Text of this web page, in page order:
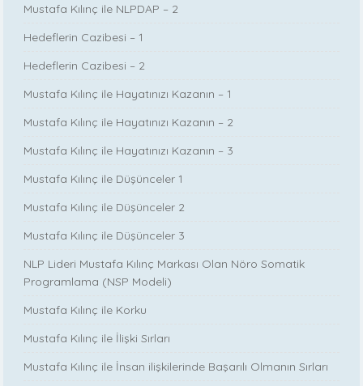
Mustafa Kılınç ile NLPDAP – 2
Hedeflerin Cazibesi – 1
Hedeflerin Cazibesi – 2
Mustafa Kılınç ile Hayatınızı Kazanın – 1
Mustafa Kılınç ile Hayatınızı Kazanın – 2
Mustafa Kılınç ile Hayatınızı Kazanın – 3
Mustafa Kılınç ile Düşünceler 1
Mustafa Kılınç ile Düşünceler 2
Mustafa Kılınç ile Düşünceler 3
NLP Lideri Mustafa Kılınç Markası Olan Nöro Somatik
Programlama (NSP Modeli)
Mustafa Kılınç ile Korku
Mustafa Kılınç ile İlişki Sırları
Mustafa Kılınç ile İnsan ilişkilerinde Başarılı Olmanın Sırları